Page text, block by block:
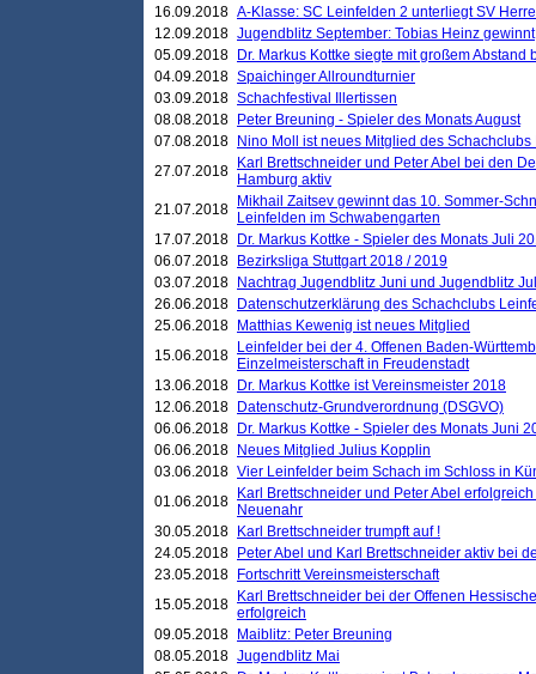
16.09.2018 A-Klasse: SC Leinfelden 2 unterliegt SV
12.09.2018 Jugendblitz September: Tobias Heinz gewinnt
05.09.2018
Dr. Markus Kottke siegte mit großem
04.09.2018 Spaichinger Allroundturnier
03.09.2018 Schachfestival Illertissen
08.08.2018
Peter Breuning - Spieler des Monats August
07.08.2018
Nino Moll ist neues Mitglied des
27.07.2018
Karl Brettschneider und Peter Abel bei den
Hamburg aktiv
21.07.2018
Mikhail Zaitsev gewinnt das 10. Sommer-
Leinfelden im Schwabengarten
17.07.2018
Dr. Markus Kottke - Spieler des Monats Juli
06.07.2018
Bezirksliga Stuttgart 2018 / 2019
03.07.2018
Nachtrag Jugendblitz Juni und Jugendblitz
26.06.2018
Datenschutzerklärung des Schachclubs
25.06.2018
Matthias Kewenig ist neues Mitglied
15.06.2018
Leinfelder bei der 4. Offenen Baden-
Einzelmeisterschaft in Freudenstadt
13.06.2018
Dr. Markus Kottke ist Vereinsmeister 2018
12.06.2018
Datenschutz-Grundverordnung (DSGVO)
06.06.2018
Dr. Markus Kottke - Spieler des Monats Juni
06.06.2018
Neues Mitglied Julius Kopplin
03.06.2018 Vier Leinfelder beim Schach im Schloss in
01.06.2018
Karl Brettschneider und Peter Abel
Neuenahr
30.05.2018
Karl Brettschneider trumpft auf !
24.05.2018
Peter Abel und Karl Brettschneider aktiv bei
23.05.2018
Fortschritt Vereinsmeisterschaft
15.05.2018
Karl Brettschneider bei der Offenen
erfolgreich
09.05.2018
Maiblitz: Peter Breuning
08.05.2018 Jugendblitz Mai